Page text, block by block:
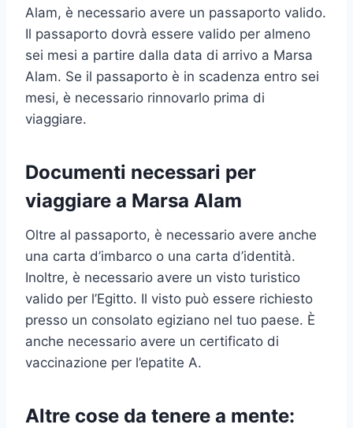
Alam, è necessario avere un passaporto valido.
Il passaporto dovrà essere valido per almeno
sei mesi a partire dalla data di arrivo a Marsa
Alam. Se il passaporto è in scadenza entro sei
mesi, è necessario rinnovarlo prima di
viaggiare.
Documenti necessari per
viaggiare a Marsa Alam
Oltre al passaporto, è necessario avere anche
una carta d’imbarco o una carta d’identità.
Inoltre, è necessario avere un visto turistico
valido per l’Egitto. Il visto può essere richiesto
presso un consolato egiziano nel tuo paese. È
anche necessario avere un certificato di
vaccinazione per l’epatite A.
Altre cose da tenere a mente: